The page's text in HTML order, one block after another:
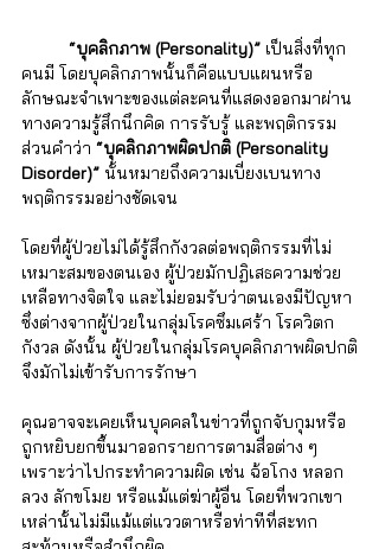
“บุคลิกภาพ (Personality)” เป็นสิ่งที่ทุก
คนมี โดยบุคลิกภาพนั้นก็คือแบบแผนหรือ
ลักษณะจำเพาะของแต่ละคนที่แสดงออกมาผ่าน
ทางความรู้สึกนึกคิด การรับรู้ และพฤติกรรม
ส่วนคำว่า “บุคลิกภาพผิดปกติ (Personality
Disorder)” นั้นหมายถึงความเบี่ยงเบนทาง
พฤติกรรมอย่างชัดเจน
โดยที่ผู้ป่วยไม่ได้รู้สึกกังวลต่อพฤติกรรมที่ไม่
เหมาะสมของตนเอง ผู้ป่วยมักปฏิเสธความช่วย
เหลือทางจิตใจ และไม่ยอมรับว่าตนเองมีปัญหา
ซึ่งต่างจากผู้ป่วยในกลุ่มโรคซึมเศร้า โรควิตก
กังวล ดังนั้น ผู้ป่วยในกลุ่มโรคบุคลิกภาพผิดปกติ
จึงมักไม่เข้ารับการรักษา
คุณอาจจะเคยเห็นบุคคลในข่าวที่ถูกจับกุมหรือ
ถูกหยิบยกขึ้นมาออกรายการตามสื่อต่าง ๆ
เพราะว่าไปกระทำความผิด เช่น ฉ้อโกง หลอก
ลวง ลักขโมย หรือแม้แต่ฆ่าผู้อื่น โดยที่พวกเขา
เหล่านั้นไม่มีแม้แต่แววตาหรือท่าทีที่สะทก